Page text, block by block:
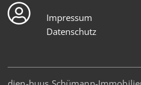
Impressum
Datenschutz